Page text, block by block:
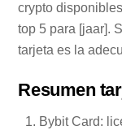
crypto
top 5 para [jaar].
tarjeta es la
Resumen
Bybit Card: